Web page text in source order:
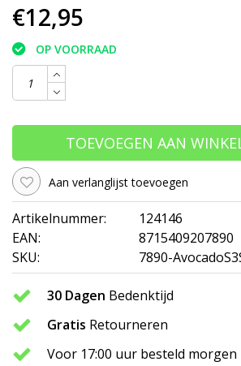
€12,95
OP VOORRAAD
TOEVOEGEN AAN
Aan verlanglijst toevoegen
Artikelnummer:
124146
EAN:
8715409207890
SKU:
7890-
30 Dagen Bedenktijd
Gratis Retourneren
Voor 17:00 uur besteld morgen